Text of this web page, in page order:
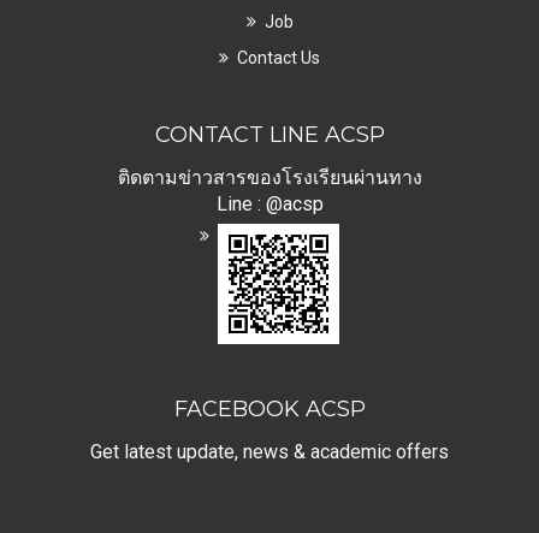
Job
Contact Us
CONTACT LINE ACSP
ติดตามข่าวสารของโรงเรียนผ่านทาง
Line : @acsp
FACEBOOK ACSP
Get latest update, news & academic offers